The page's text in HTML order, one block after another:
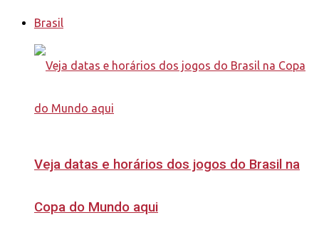
Brasil
Veja datas e horários dos jogos do Brasil na
Copa do Mundo aqui